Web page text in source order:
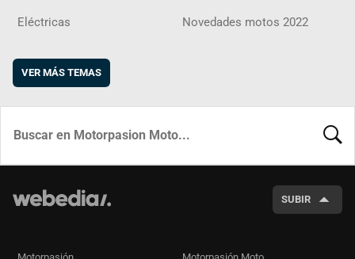
Eléctricas Novedades motos 2022
VER MÁS TEMAS
SUBIR